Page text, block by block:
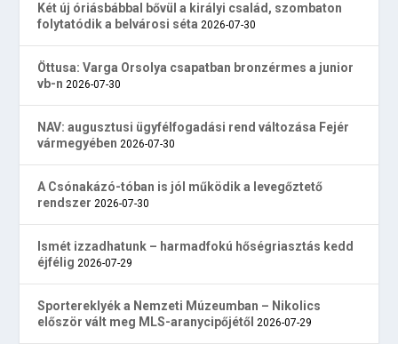
Két új óriásbábbal bővül a királyi család, szombaton
folytatódik a belvárosi séta 2026-07-30
Öttusa: Varga Orsolya csapatban bronzérmes a junior
vb-n 2026-07-30
NAV: augusztusi ügyfélfogadási rend változása Fejér
vármegyében 2026-07-30
A Csónakázó-tóban is jól működik a levegőztető
rendszer 2026-07-30
Ismét izzadhatunk – harmadfokú hőségriasztás kedd
éjfélig 2026-07-29
Sportereklyék a Nemzeti Múzeumban – Nikolics
először vált meg MLS-aranycipőjétől 2026-07-29